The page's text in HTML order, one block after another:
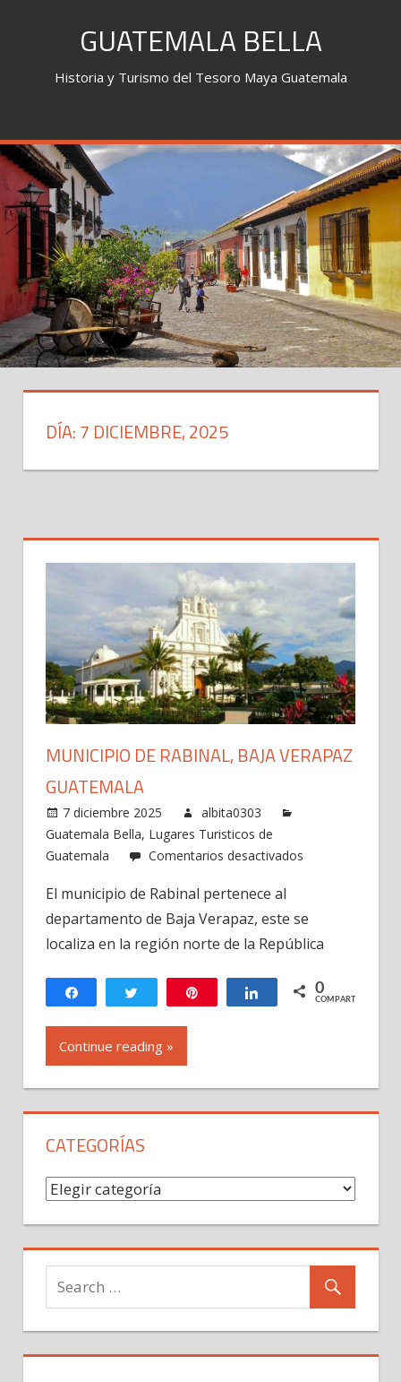
GUATEMALA BELLA
Historia y Turismo del Tesoro Maya Guatemala
DÍA: 7 DICIEMBRE, 2025
MUNICIPIO DE RABINAL, BAJA VERAPAZ
GUATEMALA
7 diciembre 2025
albita0303
Guatemala Bella, Lugares Turisticos de
Guatemala
Comentarios desactivados
Rabinal,
Baja
Guatemala
El municipio de Rabinal pertenece al
departamento de Baja Verapaz, este se
localiza en la región norte de la República
Compartir Twittear Compartir
0
COMPARTIR
Continue reading »
CATEGORÍAS
Categorías